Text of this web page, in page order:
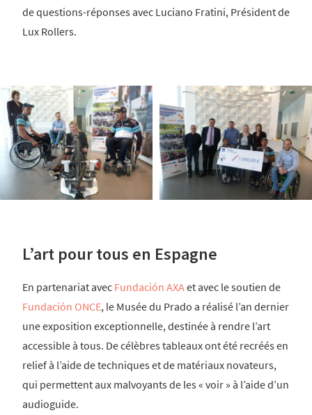
de questions-réponses avec Luciano Fratini, Président de
Lux Rollers.
L’art pour tous en Espagne
En partenariat avec Fundación AXA et avec le soutien de
Fundación ONCE, le Musée du Prado a réalisé l’an dernier
une exposition exceptionnelle, destinée à rendre l’art
accessible à tous. De célèbres tableaux ont été recréés en
relief à l’aide de techniques et de matériaux novateurs,
qui permettent aux malvoyants de les « voir » à l’aide d’un
audioguide.